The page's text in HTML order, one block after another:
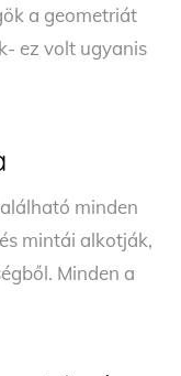
a geometriát
ez volt ugyanis
minden
mintái alkotják,
Minden a